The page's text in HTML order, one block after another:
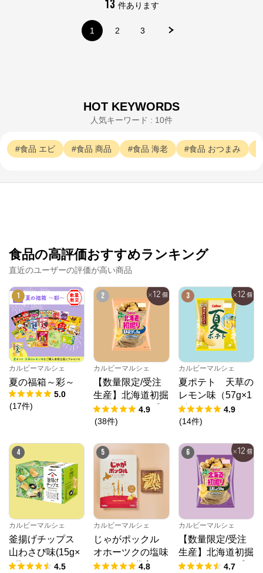
13 件あります
1 2 3
HOT KEYWORDS
人気キーワード : 10件
食品 エビ 食品 商品 食品 海老 食品 おつまみ
食品の高評価おすすめランキング
直近のユーザーの評価が高い商品
1
カルビーマルシェ
夏の福箱～彩～
5.0
(17件)
2
カルビーマルシェ
【数量限定/受注
生産】北海道初掘
りポテトチップ
ス 北海道うすし
個）
4.9
(38件)
3
カルビーマルシェ
夏ポテト 天草の
レモン味（57g×1
2個）
4.9
(14件)
4
カルビーマルシェ
釜揚げチップス
山わさび味(15g×
8袋)
4.5
5
カルビーマルシェ
じゃがポックル
オホーツクの塩味
（18g×10袋入）
4.8
6
カルビーマルシェ
【数量限定/受注
生産】北海道初掘
りポテトチップ
4.7
公式ECサイト
※外部サイトが開きます
カルビーマルシェからのコメント
カルビーマルシェ